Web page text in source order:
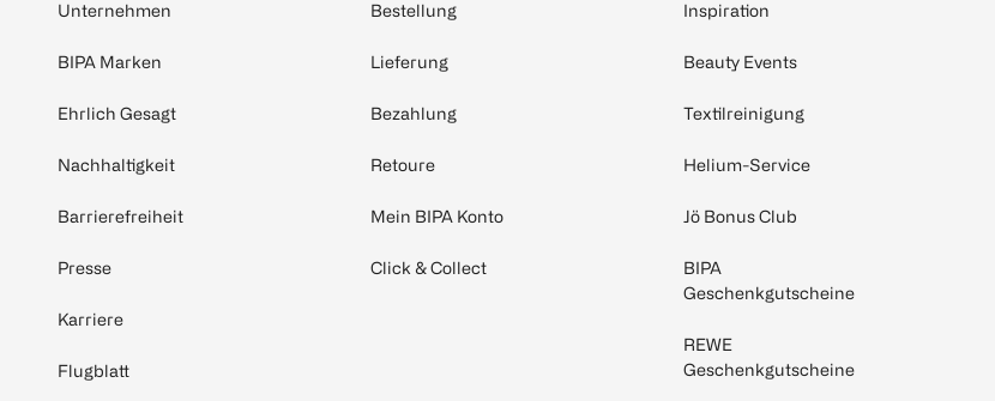
Unternehmen
BIPA Marken
Ehrlich Gesagt
Nachhaltigkeit
Barrierefreiheit
Presse
Karriere
Flugblatt
Bestellung
Lieferung
Bezahlung
Retoure
Mein BIPA Konto
Click & Collect
Inspiration
Beauty Events
Textilreinigung
Helium-Service
Jö Bonus Club
BIPA
Geschenkgutscheine
REWE
Geschenkgutscheine